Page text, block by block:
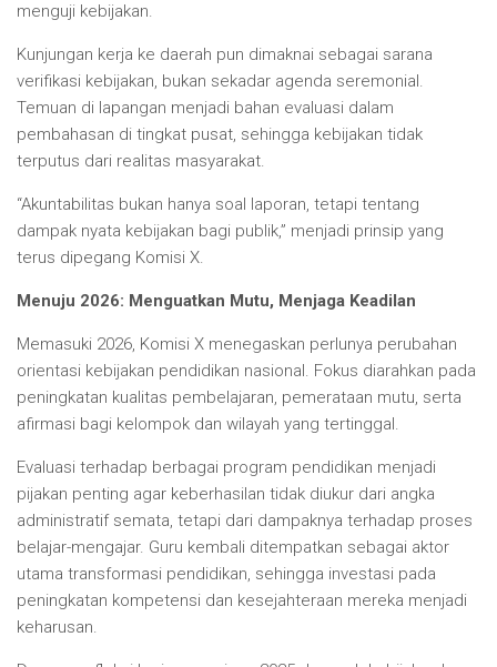
menguji kebijakan.
Kunjungan kerja ke daerah pun dimaknai sebagai sarana
verifikasi kebijakan, bukan sekadar agenda seremonial.
Temuan di lapangan menjadi bahan evaluasi dalam
pembahasan di tingkat pusat, sehingga kebijakan tidak
terputus dari realitas masyarakat.
“Akuntabilitas bukan hanya soal laporan, tetapi tentang
dampak nyata kebijakan bagi publik,” menjadi prinsip yang
terus dipegang Komisi X.
Menuju 2026: Menguatkan Mutu, Menjaga Keadilan
Memasuki 2026, Komisi X menegaskan perlunya perubahan
orientasi kebijakan pendidikan nasional. Fokus diarahkan pada
peningkatan kualitas pembelajaran, pemerataan mutu, serta
afirmasi bagi kelompok dan wilayah yang tertinggal.
Evaluasi terhadap berbagai program pendidikan menjadi
pijakan penting agar keberhasilan tidak diukur dari angka
administratif semata, tetapi dari dampaknya terhadap proses
belajar-mengajar. Guru kembali ditempatkan sebagai aktor
utama transformasi pendidikan, sehingga investasi pada
peningkatan kompetensi dan kesejahteraan mereka menjadi
keharusan.